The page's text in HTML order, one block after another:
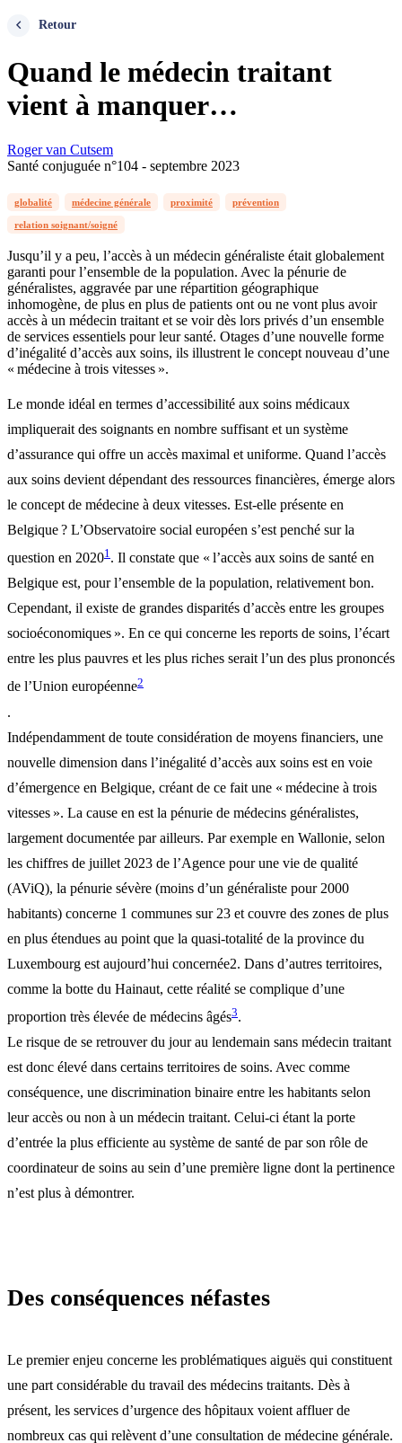
Retour
Quand le médecin traitant
vient à manquer…
Roger van Cutsem
Santé conjuguée n°104 - septembre 2023
globalité médecine générale proximité prévention
relation soignant/soigné
Jusqu’il y a peu, l’accès à un médecin généraliste était globalement
garanti pour l’ensemble de la population. Avec la pénurie de
généralistes, aggravée par une répartition géographique
inhomogène, de plus en plus de patients ont ou ne vont plus avoir
accès à un médecin traitant et se voir dès lors privés d’un ensemble
de services essentiels pour leur santé. Otages d’une nouvelle forme
d’inégalité d’accès aux soins, ils illustrent le concept nouveau d’une
« médecine à trois vitesses ».
Le monde idéal en termes d’accessibilité aux soins médicaux
impliquerait des soignants en nombre suffisant et un système
d’assurance qui offre un accès maximal et uniforme. Quand l’accès
aux soins devient dépendant des ressources financières, émerge alors
le concept de médecine à deux vitesses. Est-elle présente en
Belgique ? L’Observatoire social européen s’est penché sur la
question en 20201 . Il constate que « l’accès aux soins de santé en
Belgique est, pour l’ensemble de la population, relativement bon.
Cependant, il existe de grandes disparités d’accès entre les groupes
socioéconomiques ». En ce qui concerne les reports de soins, l’écart
entre les plus pauvres et les plus riches serait l’un des plus prononcés
de l’Union européenne2
.
Indépendamment de toute considération de moyens financiers, une
nouvelle dimension dans l’inégalité d’accès aux soins est en voie
d’émergence en Belgique, créant de ce fait une « médecine à trois
vitesses ». La cause en est la pénurie de médecins généralistes,
largement documentée par ailleurs. Par exemple en Wallonie, selon
les chiffres de juillet 2023 de l’Agence pour une vie de qualité
(AViQ), la pénurie sévère (moins d’un généraliste pour 2000
habitants) concerne 1 communes sur 23 et couvre des zones de plus
en plus étendues au point que la quasi-totalité de la province du
Luxembourg est aujourd’hui concernée2. Dans d’autres territoires,
comme la botte du Hainaut, cette réalité se complique d’une
proportion très élevée de médecins âgés3.
Le risque de se retrouver du jour au lendemain sans médecin traitant
est donc élevé dans certains territoires de soins. Avec comme
conséquence, une discrimination binaire entre les habitants selon
leur accès ou non à un médecin traitant. Celui-ci étant la porte
d’entrée la plus efficiente au système de santé de par son rôle de
coordinateur de soins au sein d’une première ligne dont la pertinence
n’est plus à démontrer.
Des conséquences néfastes
Le premier enjeu concerne les problématiques aiguës qui constituent
une part considérable du travail des médecins traitants. Dès à
présent, les services d’urgence des hôpitaux voient affluer de
nombreux cas qui relèvent d’une consultation de médecine générale.